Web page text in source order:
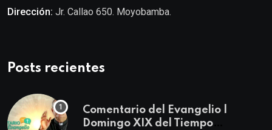
Dirección: Jr. Callao 650. Moyobamba.
Posts recientes
Comentario del Evangelio |
Domingo XIX del Tiempo